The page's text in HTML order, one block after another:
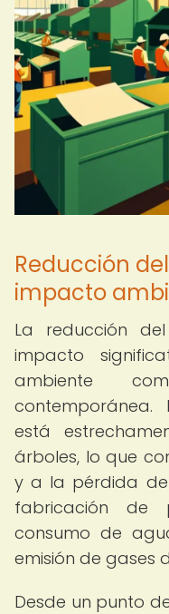
Reducción
impacto
La reducción
impacto
ambiente
está
árboles, lo que
y a la pérdida de
fabricación de
consumo de
emisión de gases
Desde un punto